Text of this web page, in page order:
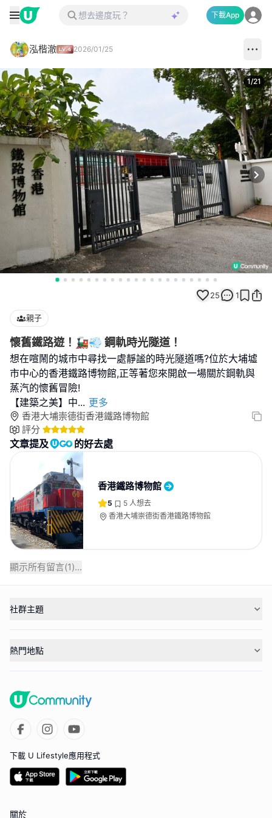
下載App
泓楷澈 2026/01/25
1/21
25 1
親子
懷舊鐵路遊！🚂💨 鋼軌時光隧道！
想在喧鬧的城市中尋找一處靜謐的時光隧道嗎?位於大埔墟
市中心的香港鐵路博物館,正等著您來開啟一場關於鋼軌與
蒸汽的懷舊冒險!
【建築之美】中... 更多
香港大埔崇德街香港鐵路博物館
評分
文章提及 的好去處
香港鐵路博物館
5 5 人想去
香港大埔崇德街香港鐵路博物館
顯示所有留言(1)...
社群主題
熱門地點
下載 U Lifestyle應用程式
關於